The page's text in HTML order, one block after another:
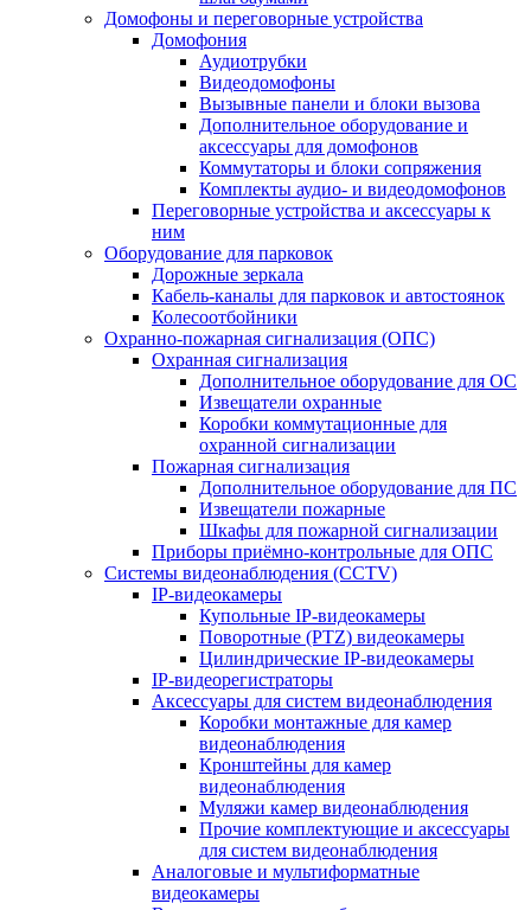
Домофоны и переговорные устройства
Домофония
Аудиотрубки
Видеодомофоны
Вызывные панели и блоки вызова
Дополнительное оборудование и
аксессуары для домофонов
Коммутаторы и блоки сопряжения
Комплекты аудио- и видеодомофонов
Переговорные устройства и аксессуары к
ним
Оборудование для парковок
Дорожные зеркала
Кабель-каналы для парковок и автостоянок
Колесоотбойники
Охранно-пожарная сигнализация (ОПС)
Охранная сигнализация
Дополнительное оборудование для ОС
Извещатели охранные
Коробки коммутационные для
охранной сигнализации
Пожарная сигнализация
Дополнительное оборудование для ПС
Извещатели пожарные
Шкафы для пожарной сигнализации
Приборы приёмно-контрольные для ОПС
Системы видеонаблюдения (CCTV)
IP-видеокамеры
Купольные IP-видеокамеры
Поворотные (PTZ) видеокамеры
Цилиндрические IP-видеокамеры
IP-видеорегистраторы
Аксессуары для систем видеонаблюдения
Коробки монтажные для камер
видеонаблюдения
Кронштейны для камер
видеонаблюдения
Муляжи камер видеонаблюдения
Прочие комплектующие и аксессуары
для систем видеонаблюдения
Аналоговые и мультиформатные
видеокамеры